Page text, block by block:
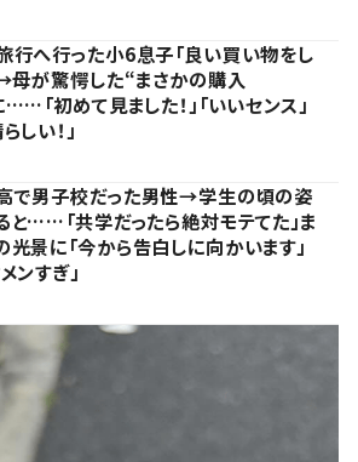
行へ行った小6息子「良い買い物をし
→母が驚愕した“まさかの購入
「初めて見ました！」「いいセンス」
しい！」
で男子校だった男性→学生の頃の姿
と……「共学だったら絶対モテてた」ま
光景に「今から告白しに向かいます」
ンすぎ」